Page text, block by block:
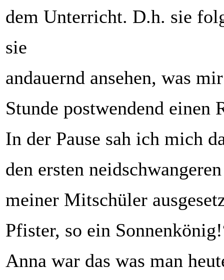
dem Unterricht. D.h. sie
sie
andauernd ansehen, was
Stunde postwendend einen
In der Pause sah ich mich
den ersten
meiner Mitschüler
Pfister, so ein
Anna war das was man